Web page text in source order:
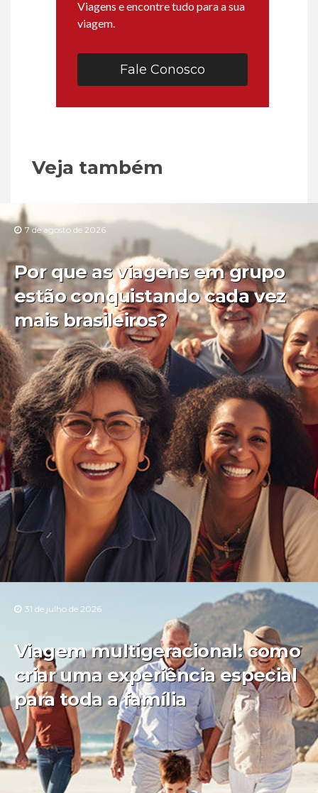
Viagens e encontre tudo para a sua
viagem.
Fale Conosco
Veja também
7 de agosto de 2026
Por que as viagens em grupo
estão conquistando cada vez
mais brasileiros?
31 de julho de 2026
Viagem multigeracional: como
criar uma experiência especial
para toda a família